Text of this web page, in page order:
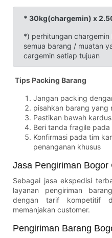
* 30kg(chargemin) x
*) perhitungan
semua barang / muatan
cargemin setiap tujuan
Tips Packing Barang
Jangan packing
pisahkan barang yang
Pastikan bawah
Beri tanda fragile
Konfirmasi pada tim
penanganan khusus
Jasa Pengiriman Bogor
Sebagai jasa ekspedisi
layanan pengiriman
dengan tarif kompetitif
memanjakan customer.
Pengiriman Barang